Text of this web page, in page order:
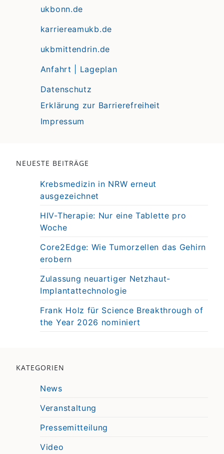
ukbonn.de
karriereamukb.de
ukbmittendrin.de
Anfahrt | Lageplan
Datenschutz
Erklärung zur Barrierefreiheit
Impressum
NEUESTE BEITRÄGE
Krebsmedizin in NRW erneut
ausgezeichnet
HIV-Therapie: Nur eine Tablette pro
Woche
Core2Edge: Wie Tumorzellen das Gehirn
erobern
Zulassung neuartiger Netzhaut-
Implantattechnologie
Frank Holz für Science Breakthrough of
the Year 2026 nominiert
KATEGORIEN
News
Veranstaltung
Pressemitteilung
Video